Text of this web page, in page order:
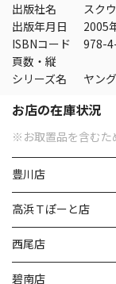
出版社名
スク
出版年月日
2005
ISBNコード
978-
頁数・縦
シリーズ名
ヤン
お店の在庫状況
※お取置品を含むた
豊川店
高浜Ｔぽーと店
西尾店
碧南店